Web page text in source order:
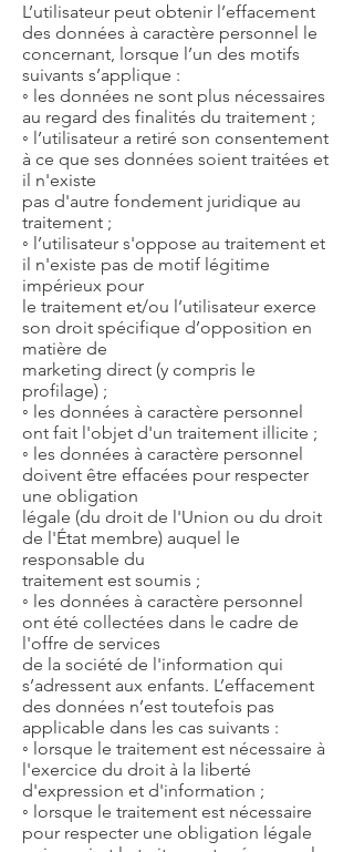
L’utilisateur peut obtenir l’effacement
des données à caractère personnel le
concernant, lorsque l’un des motifs
suivants s’applique :
◦ les données ne sont plus nécessaires
au regard des finalités du traitement ;
◦ l’utilisateur a retiré son consentement
à ce que ses données soient traitées et
il n'existe
pas d'autre fondement juridique au
traitement ;
◦ l’utilisateur s'oppose au traitement et
il n'existe pas de motif légitime
impérieux pour
le traitement et/ou l’utilisateur exerce
son droit spécifique d’opposition en
matière de
marketing direct (y compris le
profilage) ;
◦ les données à caractère personnel
ont fait l'objet d'un traitement illicite ;
◦ les données à caractère personnel
doivent être effacées pour respecter
une obligation
légale (du droit de l'Union ou du droit
de l'État membre) auquel le
responsable du
traitement est soumis ;
◦ les données à caractère personnel
ont été collectées dans le cadre de
l'offre de services
de la société de l'information qui
s’adressent aux enfants. L’effacement
des données n’est toutefois pas
applicable dans les cas suivants :
◦ lorsque le traitement est nécessaire à
l'exercice du droit à la liberté
d'expression et d'information ;
◦ lorsque le traitement est nécessaire
pour respecter une obligation légale